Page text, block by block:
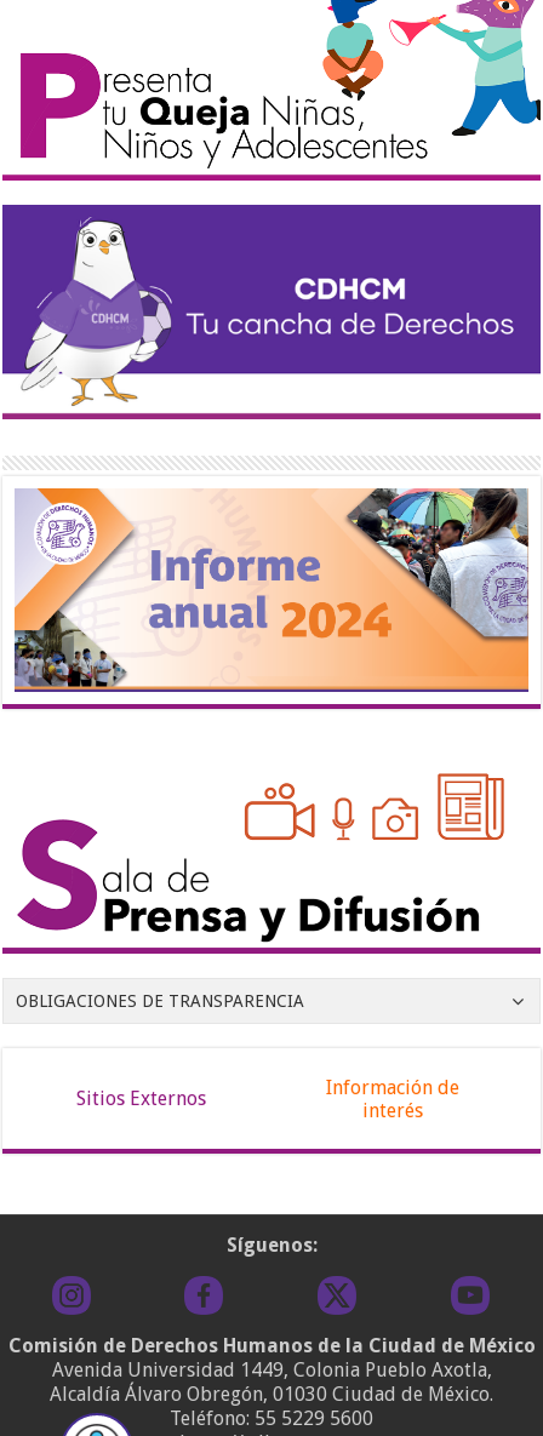
OBLIGACIONES DE TRANSPARENCIA
Sitios Externos
Información de
interés
Síguenos:
Comisión de Derechos Humanos de la Ciudad de México
Avenida Universidad 1449, Colonia Pueblo Axotla,
Alcaldía Álvaro Obregón, 01030 Ciudad de México.
Teléfono: 55 5229 5600